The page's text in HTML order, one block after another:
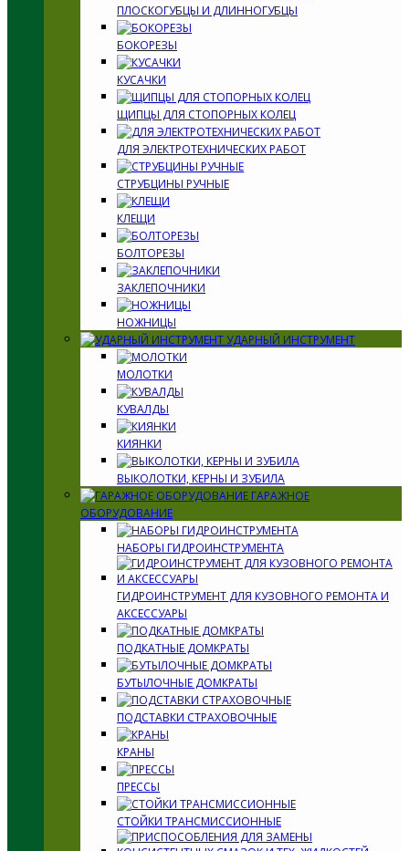
ПЛОСКОГУБЦЫ И ДЛИННОГУБЦЫ
БОКОРЕЗЫ
КУСАЧКИ
ЩИПЦЫ ДЛЯ СТОПОРНЫХ КОЛЕЦ
ДЛЯ ЭЛЕКТРОТЕХНИЧЕСКИХ РАБОТ
СТРУБЦИНЫ РУЧНЫЕ
КЛЕЩИ
БОЛТОРЕЗЫ
ЗАКЛЕПОЧНИКИ
НОЖНИЦЫ
УДАРНЫЙ ИНСТРУМЕНТ
МОЛОТКИ
КУВАЛДЫ
КИЯНКИ
ВЫКОЛОТКИ, КЕРНЫ И ЗУБИЛА
ГАРАЖНОЕ
ОБОРУДОВАНИЕ
НАБОРЫ ГИДРОИНСТРУМЕНТА
ГИДРОИНСТРУМЕНТ ДЛЯ КУЗОВНОГО РЕМОНТА И
АКСЕССУАРЫ
ПОДКАТНЫЕ ДОМКРАТЫ
БУТЫЛОЧНЫЕ ДОМКРАТЫ
ПОДСТАВКИ СТРАХОВОЧНЫЕ
КРАНЫ
ПРЕССЫ
СТОЙКИ ТРАНСМИССИОННЫЕ